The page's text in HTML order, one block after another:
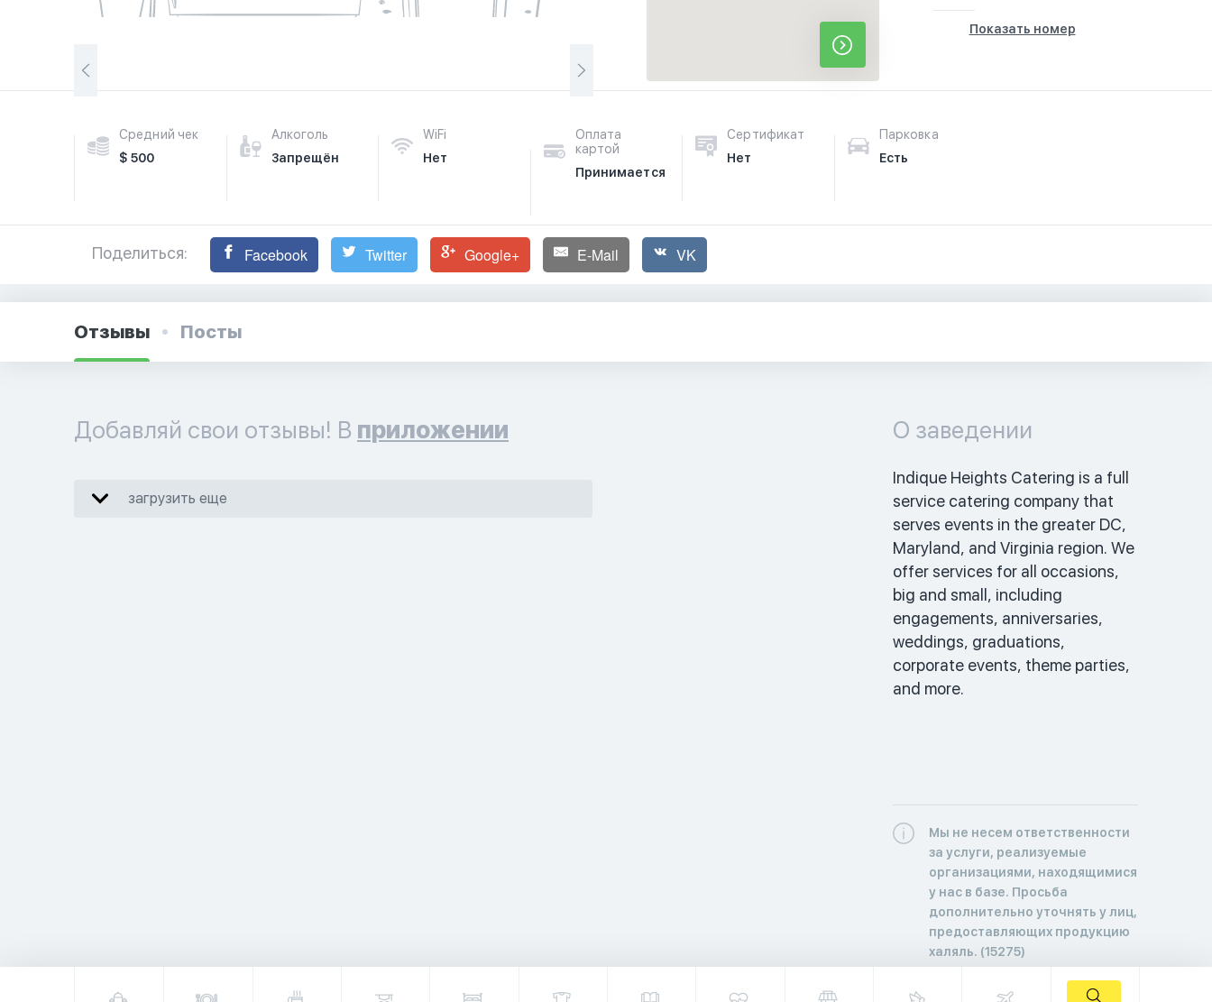
Показать номер
Средний чек
$ 500
Алкоголь
Запрещён
WiFi
Нет
Оплата
картой
Принимается
Сертификат
Нет
Парковка
Есть
Поделиться: Facebook Twitter Google+ E-Mail VK
Отзывы Посты
Добавляй свои отзывы! В приложении
загрузить еще
О заведении
Indique Heights Catering is a full
service catering company that
serves events in the greater DC,
Maryland, and Virginia region. We
offer services for all occasions,
big and small, including
engagements, anniversaries,
weddings, graduations,
corporate events, theme parties,
and more.
Мы не несем ответственности
за услуги, реализуемые
организациями, находящимися
у нас в базе. Просьба
дополнительно уточнять у лиц,
предоставляющих продукцию
халяль. (15275)